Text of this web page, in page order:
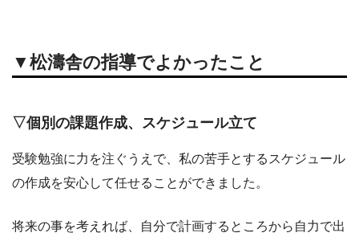
▼松濤舎の指導でよかったこと
▽個別の課題作成、スケジュール立て
受験勉強に力を注ぐうえで、私の苦手とするスケジュール
の作成を安心して任せることができました。
将来の事を考えれば、自分で計画するところから自力で出